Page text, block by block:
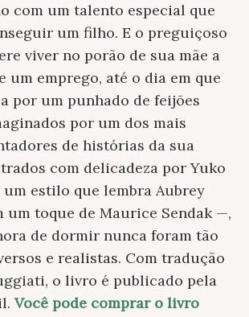
com um talento especial que
um filho. E o preguiçoso
viver no porão de sua mãe a
um emprego, até o dia em que
por um punhado de feijões
por um dos mais
de histórias da sua
com delicadeza por Yuko
estilo que lembra Aubrey
um toque de Maurice Sendak —,
de dormir nunca foram tão
e realistas. Com tradução
o livro é publicado pela
Você pode comprar o livro